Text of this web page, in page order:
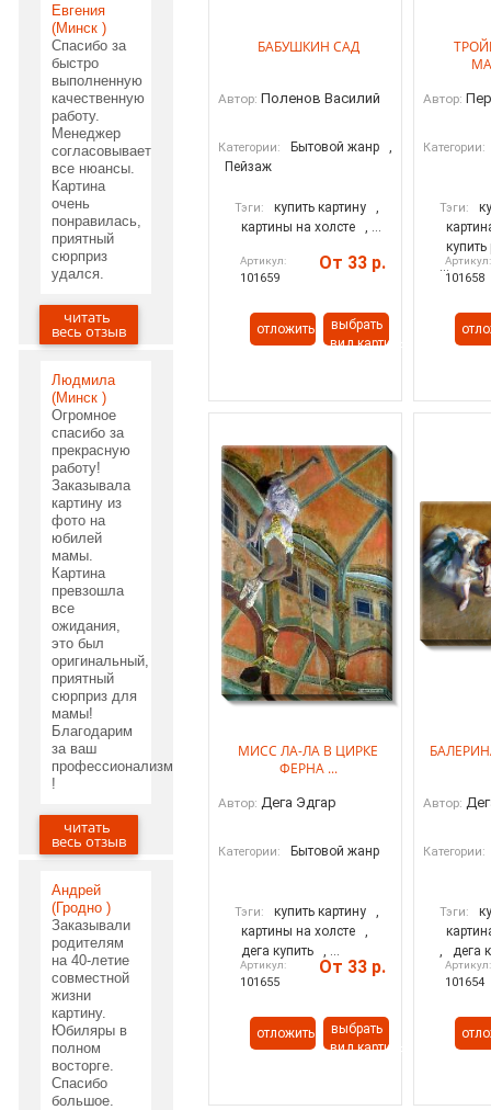
Евгения
(Минск )
Спасибо за
быстро
выполненную
качественную
работу.
Менеджер
согласовывает
все нюансы.
Картина
очень
понравилась,
приятный
сюрприз
удался.
03.06.2020
читать
весь отзыв
Людмила
(Минск )
Огромное
спасибо за
прекрасную
работу!
Заказывала
картину из
фото на
юбилей
мамы.
Картина
превзошла
все
ожидания,
это был
оригинальный,
приятный
сюрприз для
мамы!
Благодарим
за ваш
профессионализм
!
29.05.2020
читать
весь отзыв
Андрей
(Гродно )
Заказывали
родителям
на 40-летие
совместной
жизни
картину.
Юбиляры в
полном
восторге.
Спасибо
большое.
БАБУШКИН САД
Автор: Поленов Василий
Категории: Бытовой жанр
,
Пейзаж
Тэги: купить картину
,
картины на холсте
, ...
Артикул:
101659
От 33 р.
отложить
выбрать
вид картины
Автор:
Категории:
Тэги:
...Артикул:
101658
МИСС ЛА-ЛА В ЦИРКЕ
ФЕРНА ...
Автор: Дега Эдгар
Категории: Бытовой жанр
Тэги: купить картину
,
картины на холсте
,
дега купить
, ...
Артикул:
101655
От 33 р.
отложить
выбрать
вид картины
Автор:
Категории:
Тэги:
,
дега
Артикул:
101654